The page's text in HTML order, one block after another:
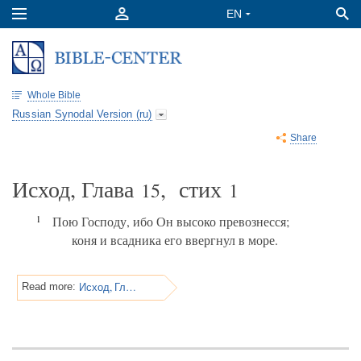
Whole Bible
Russian Synodal Version (ru)
Share
Исход, Глава 15, стих 1
1
Пою Господу, ибо Он высоко превознесся;
коня и всадника его ввергнул в море.
Read more: Исход, Глава 15